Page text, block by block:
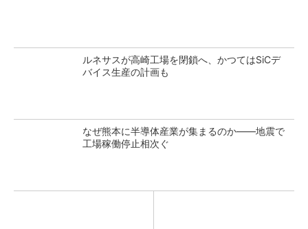
ルネサスが高崎工場を閉鎖へ、かつてはSiCデ
バイス生産の計画も
なぜ熊本に半導体産業が集まるのか――地震で
工場稼働停止相次ぐ